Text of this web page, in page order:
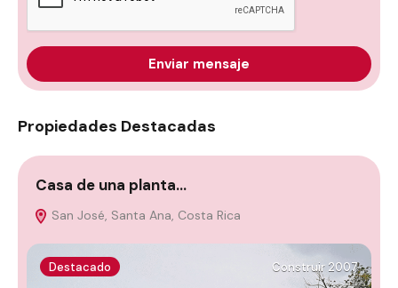
Enviar mensaje
Propiedades Destacadas
Casa de una planta…
San José, Santa Ana, Costa Rica
Destacado Construir 2007